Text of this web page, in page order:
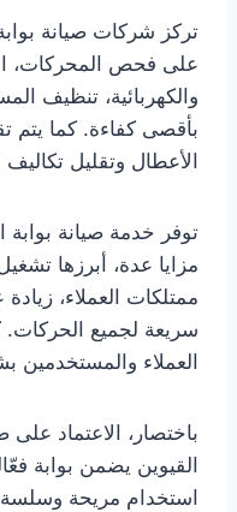
تركز شركات صيانة بوابة
على فحص المحركات،
والكهربائية، تنظيف
بأقصى كفاءة. كما يتم
الأعطال وتقليل تكاليف
توفر خدمة صيانة بوابة
مزايا عدة، أبرزها
ممتلكات العملاء،
سريعة لجميع
العملاء والمستخدمين
باختصار، الاعتماد على
القيوين يضمن بوابة
استخدام مريحة وسلسة